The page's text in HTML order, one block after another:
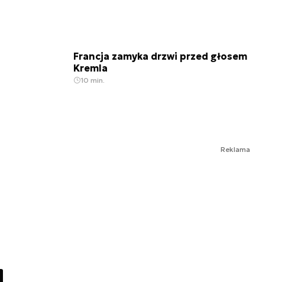
Francja zamyka drzwi przed głosem
Kremla
10 min.
Reklama